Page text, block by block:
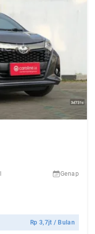
Genap
Rp3,7jt / Bulan